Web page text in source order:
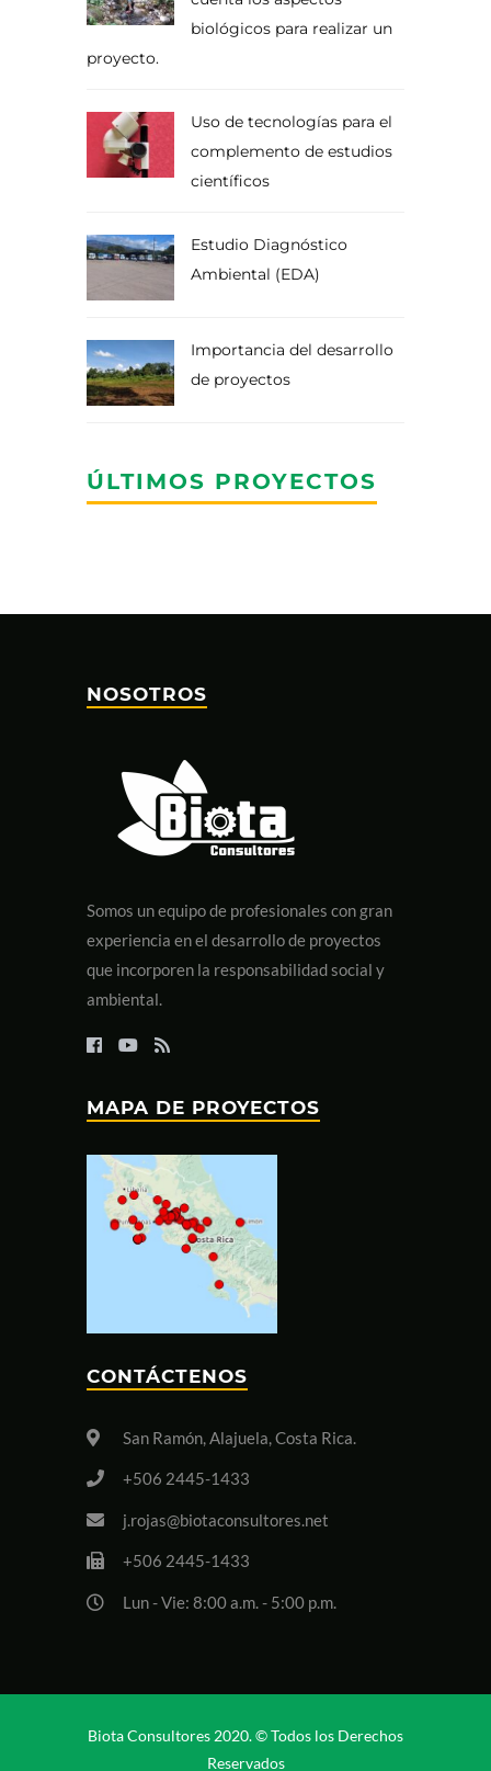
biológicos para realizar un
proyecto.
Uso de tecnologías para el
complemento de estudios
científicos
Estudio Diagnóstico
Ambiental (EDA)
Importancia del desarrollo
de proyectos
ÚLTIMOS PROYECTOS
NOSOTROS
Somos un equipo de profesionales con gran
experiencia en el desarrollo de proyectos
que incorporen la responsabilidad social y
ambiental.
MAPA DE PROYECTOS
CONTÁCTENOS
San Ramón, Alajuela, Costa Rica.
+506 2445-1433
j.rojas@biotaconsultores.net
+506 2445-1433
Lun - Vie: 8:00 a.m. - 5:00 p.m.
Biota Consultores 2020. © Todos los Derechos
Reservados